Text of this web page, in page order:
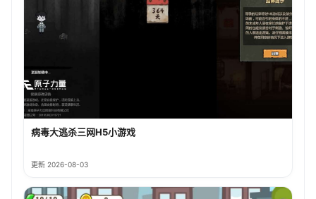
病毒大逃杀三网H5小游戏
更新 2026-08-03